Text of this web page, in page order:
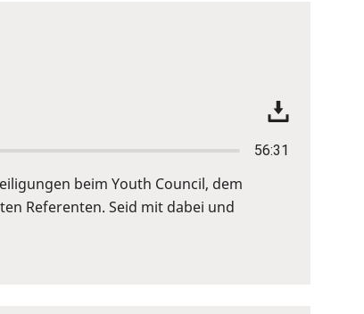
56:31
beim Youth Council, dem
Referenten. Seid mit dabei und